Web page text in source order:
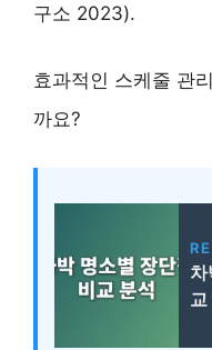
구소 2023).
효과적인 스케줄 관
까요?